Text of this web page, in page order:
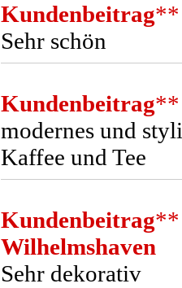
Kundenbeitrag**
Sehr schön
Kundenbeitrag**
modernes und
Kaffee und Tee
Kundenbeitrag**
Wilhelmshaven
Sehr dekorativ